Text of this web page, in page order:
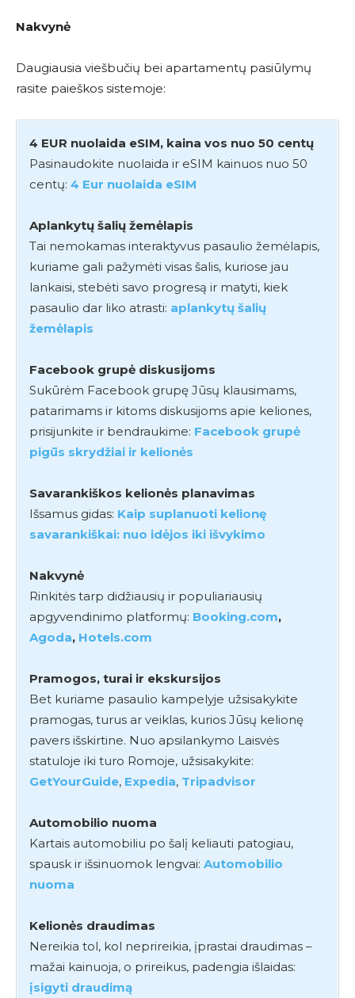
Nakvynė
Daugiausia viešbučių bei apartamentų pasiūlymų
rasite paieškos sistemoje:
4 EUR nuolaida eSIM, kaina vos nuo 50 centų
Pasinaudokite nuolaida ir eSIM kainuos nuo 50
centų: 4 Eur nuolaida eSIM
Aplankytų šalių žemėlapis
Tai nemokamas interaktyvus pasaulio žemėlapis,
kuriame gali pažymėti visas šalis, kuriose jau
lankaisi, stebėti savo progresą ir matyti, kiek
pasaulio dar liko atrasti: aplankytų šalių
žemėlapis
Facebook grupė diskusijoms
Sukūrėm Facebook grupę Jūsų klausimams,
patarimams ir kitoms diskusijoms apie keliones,
prisijunkite ir bendraukime: Facebook grupė
pigūs skrydžiai ir kelionės
Savarankiškos kelionės planavimas
Išsamus gidas: Kaip suplanuoti kelionę
savarankiškai: nuo idėjos iki išvykimo
Nakvynė
Rinkitės tarp didžiausių ir populiariausių
apgyvendinimo platformų: Booking.com,
Agoda, Hotels.com
Pramogos, turai ir ekskursijos
Bet kuriame pasaulio kampelyje užsisakykite
pramogas, turus ar veiklas, kurios Jūsų kelionę
pavers išskirtine. Nuo apsilankymo Laisvės
statuloje iki turo Romoje, užsisakykite:
GetYourGuide, Expedia, Tripadvisor
Automobilio nuoma
Kartais automobiliu po šalį keliauti patogiau,
spausk ir išsinuomok lengvai: Automobilio
nuoma
Kelionės draudimas
Nereikia tol, kol neprireikia, įprastai draudimas –
mažai kainuoja, o prireikus, padengia išlaidas:
įsigyti draudimą